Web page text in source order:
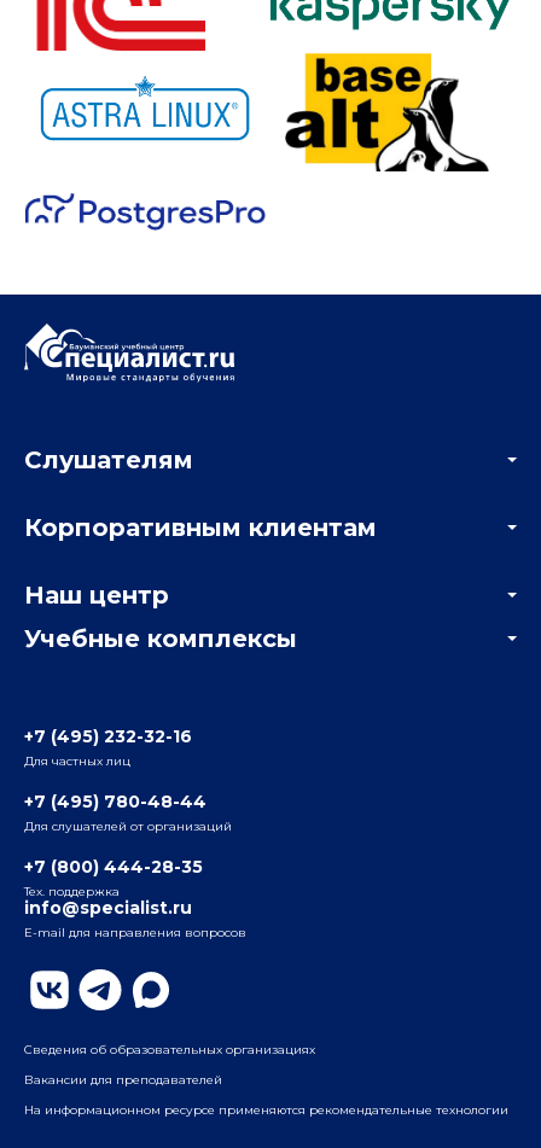
Учебные комплексы
Радио
ул. Радио, д.24, корпус 1, 2-й подъезд, 2-й этаж
ул. Воронцовская, д. 35Б, корп.2, 5-й этаж
Бауманский
ул. Бауманская, д. 6, стр. 2, бизнес-центр «Виктория
Плаза», 4-й этаж
Слушателям
Мастер-классы и вебинары
Корпоративным клиентам
Отзывы компаний
Наш центр
Информация о центре
+7 (495) 232-32-16
Для частных лиц
+7 (495) 780-48-44
Для слушателей от организаций
+7 (800) 444-28-35
Тех. поддержка
info@specialist.ru
E-mail для направления вопросов
Сведения об образовательных организациях
Вакансии для преподавателей
На информационном ресурсе применяются рекомендательные технологии